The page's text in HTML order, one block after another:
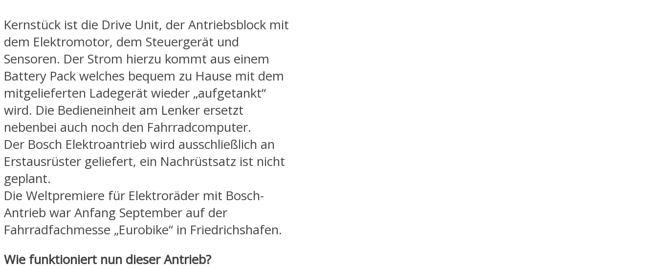
Kernstück ist die Drive Unit, der Antriebsblock mit
dem Elektromotor, dem Steuergerät und
Sensoren. Der Strom hierzu kommt aus einem
Battery Pack welches bequem zu Hause mit dem
mitgelieferten Ladegerät wieder „aufgetankt“
wird. Die Bedieneinheit am Lenker ersetzt
nebenbei auch noch den Fahrradcomputer.
Der Bosch Elektroantrieb wird ausschließlich an
Erstausrüster geliefert, ein Nachrüstsatz ist nicht
geplant.
Die Weltpremiere für Elektroräder mit Bosch-
Antrieb war Anfang September auf der
Fahrradfachmesse „Eurobike“ in Friedrichshafen.
Wie funktioniert nun dieser Antrieb?